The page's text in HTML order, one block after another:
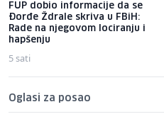
FUP dobio informacije da se
Đorđe Ždrale skriva u FBiH:
Rade na njegovom lociranju i
hapšenju
5 sati
Oglasi za posao